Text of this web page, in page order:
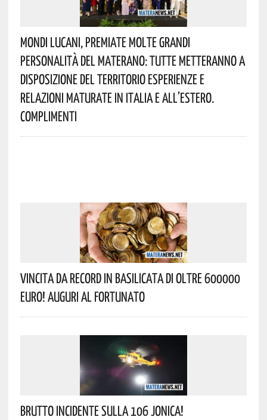
Mondi Lucani, Premiate Molte Grandi
Personalità Del Materano: Tutte Metteranno A
Disposizione Del Territorio Esperienze E
Relazioni Maturate In Italia E All’estero.
Complimenti
Vincita Da Record In Basilicata Di Oltre 600000
Euro! Auguri Al Fortunato
Brutto Incidente Sulla 106 Jonica!